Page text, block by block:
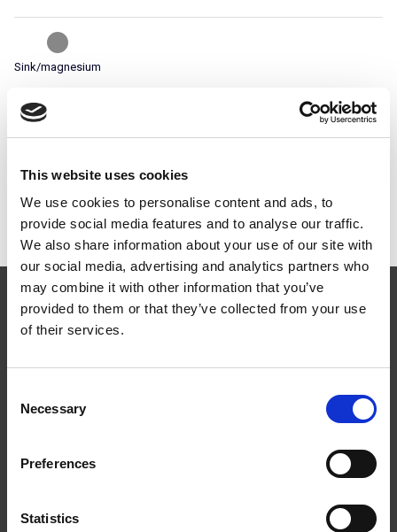
This website uses cookies
We use cookies to personalise content and ads, to
provide social media features and to analyse our traffic.
We also share information about your use of our site with
our social media, advertising and analytics partners who
may combine it with other information that you’ve
provided to them or that they’ve collected from your use
of their services.
Selection
Necessary
Preferences
Statistics
Sink/magnesium
Innfestning og komponenter
Dokumentasjon og montasje
Kontakt